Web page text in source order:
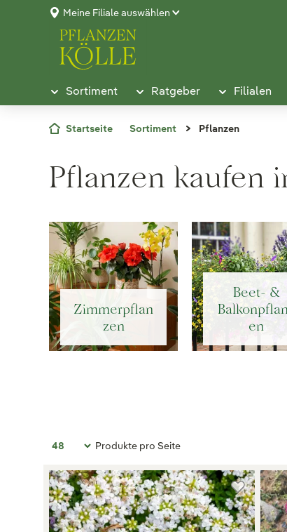
Meine Filiale auswählen
Sortiment Ratgeber Filialen
Startseite Sortiment Pflanzen
Pflanzen kaufen
Zimmerpflan
zen
Beet- &
en
Produkte pro Seite